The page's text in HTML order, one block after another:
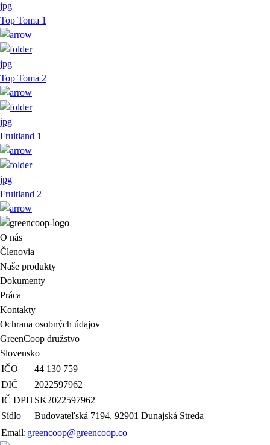
jpg
Top Toma 1
jpg
Top Toma 2
jpg
Fruitland 1
jpg
Fruitland 2
O nás
Členovia
Naše produkty
Dokumenty
Práca
Kontakty
Ochrana osobných údajov
GreenCoop družstvo
Slovensko
IČO
44 130 759
DIČ
2022597962
IČ DPH SK2022597962
Sídlo
Budovateľská 7194, 92901 Dunajská Streda
Email: greencoop@greencoop.co